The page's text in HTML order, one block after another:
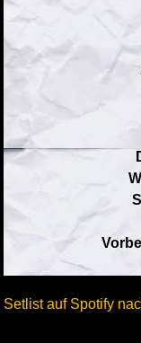
Setlist auf Spotify